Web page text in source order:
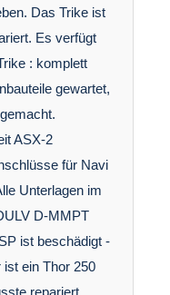
Das Trike ist
Es verfügt
: komplett
gewartet,
ASX-2
für Navi
Unterlagen im
D-MMPT
ist beschädigt -
ein Thor 250